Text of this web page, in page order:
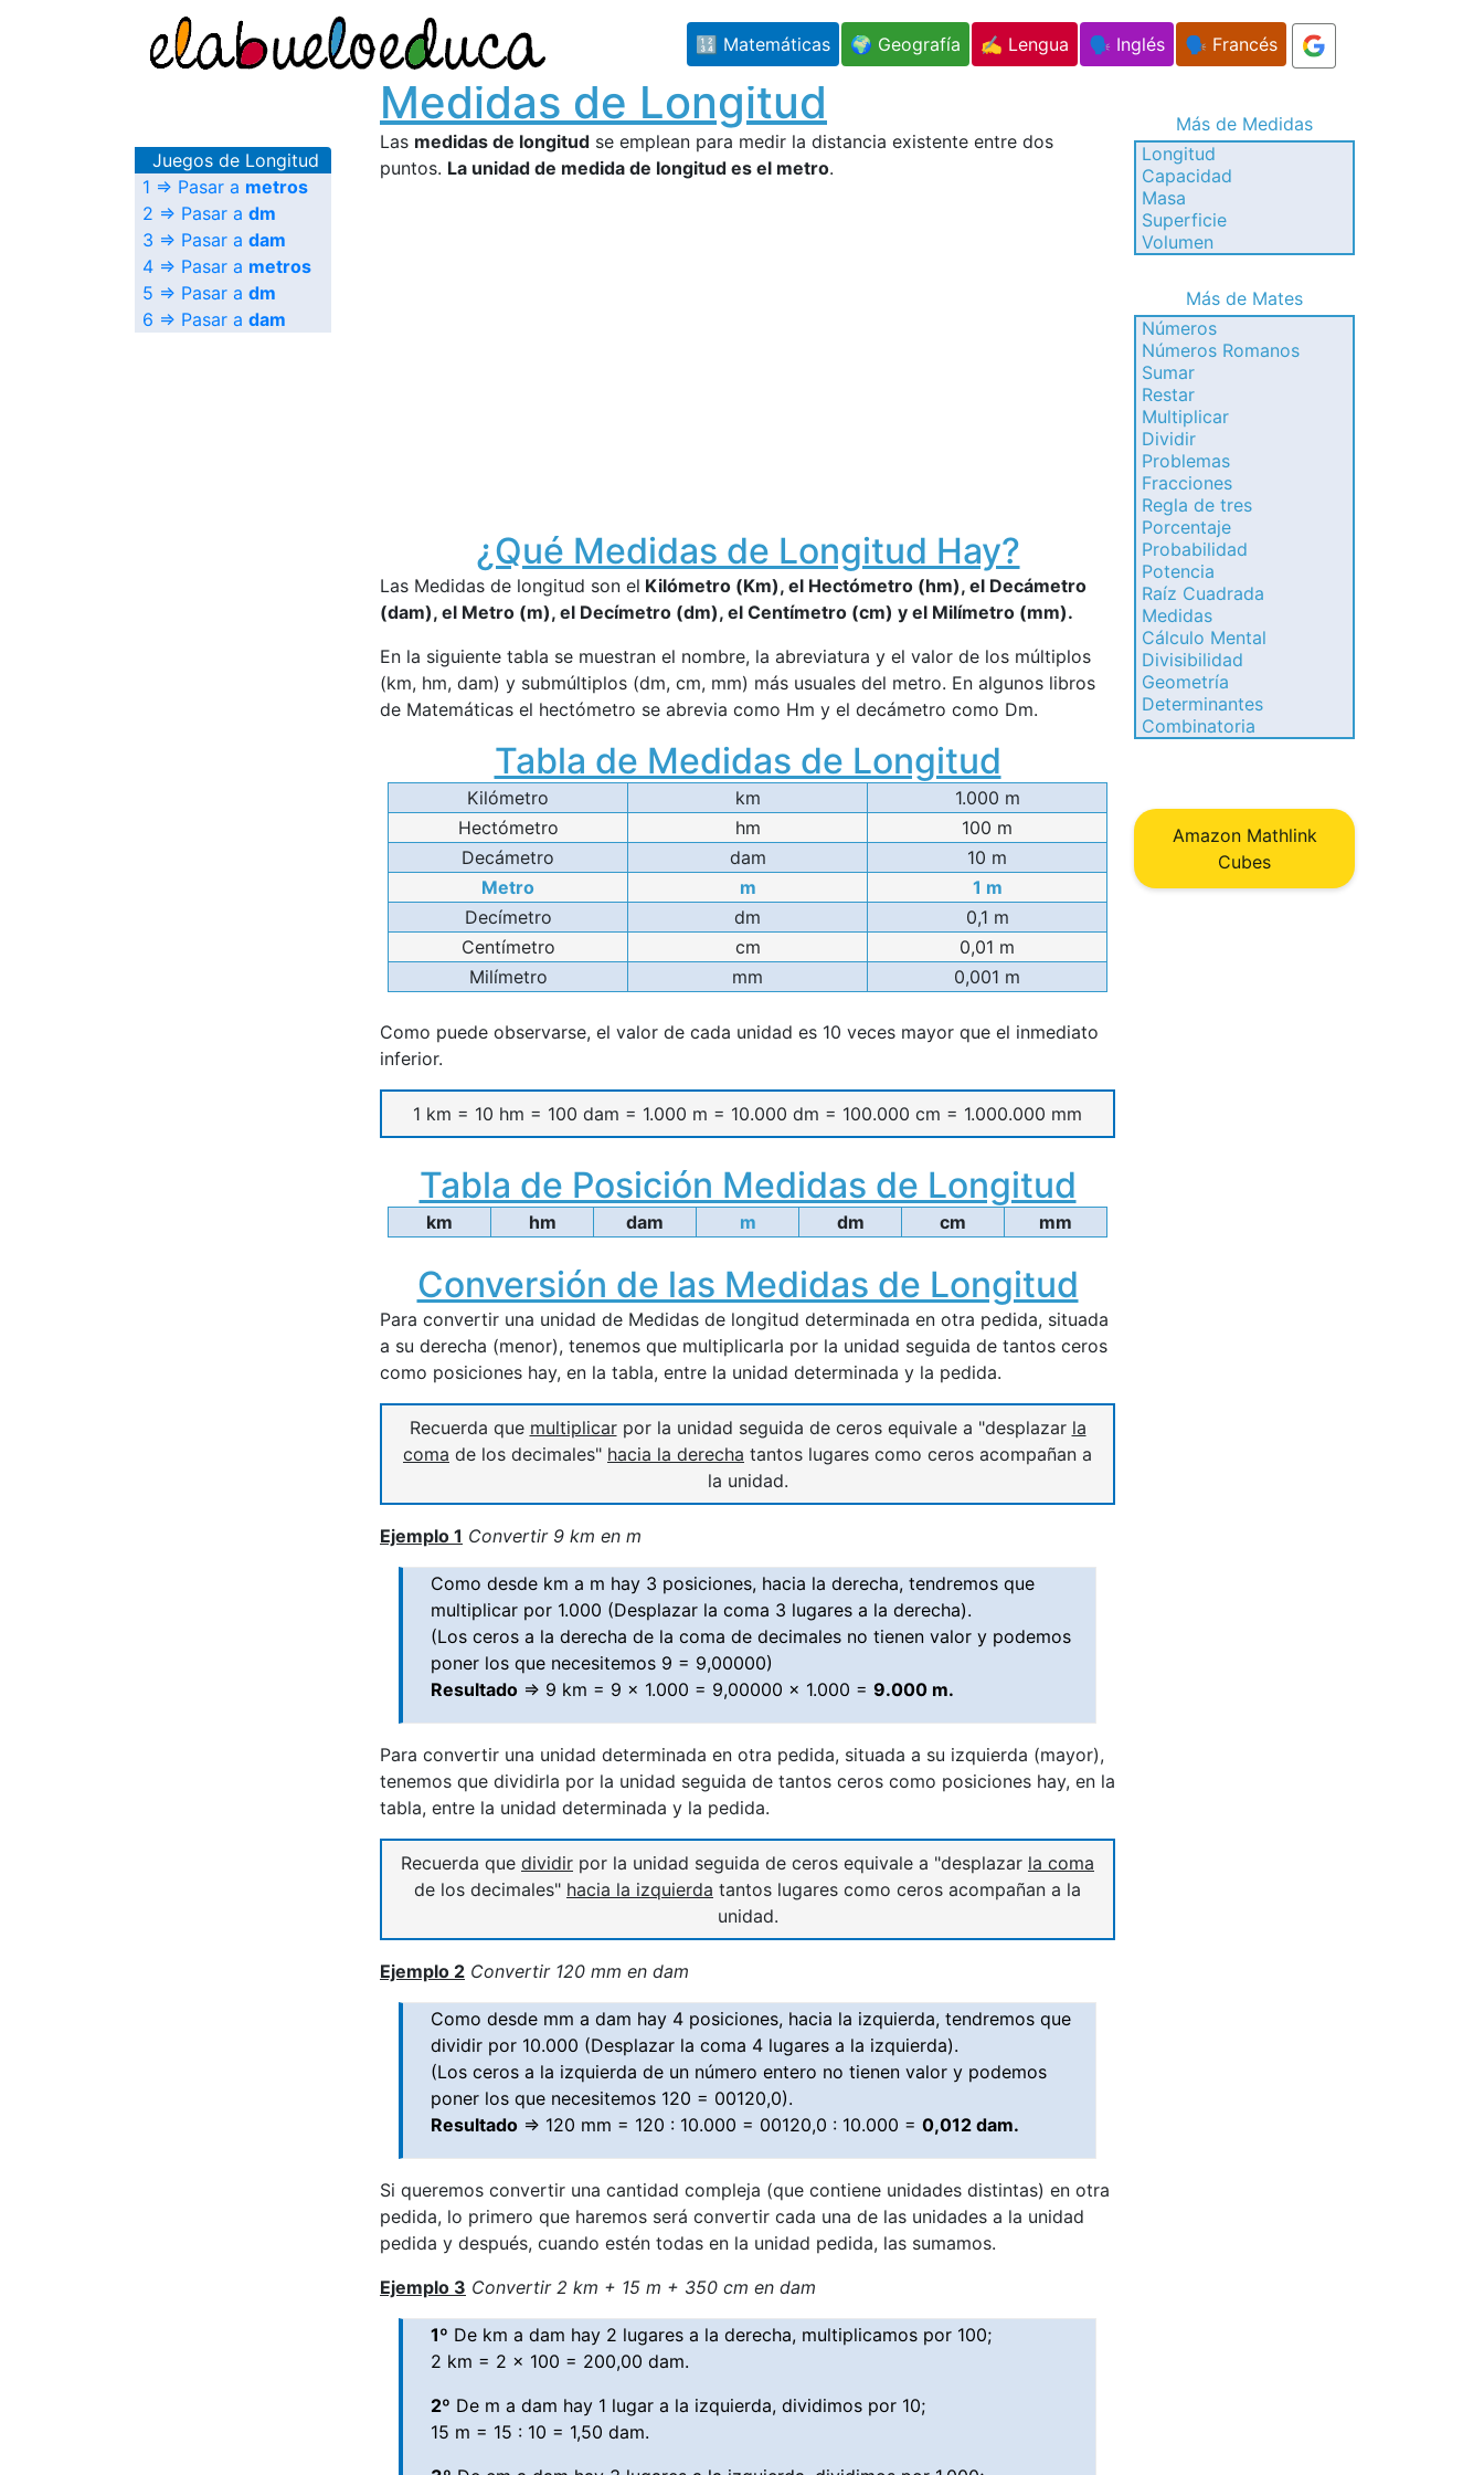
🔢 Matemáticas 🌍 Geografía ✍️ Lengua 🗣️ Inglés 🗣️ Francés
Medidas de Longitud
Las medidas de longitud se emplean para medir la distancia existente entre dos
puntos. La unidad de medida de longitud es el metro.
¿Qué Medidas de Longitud Hay?
Las Medidas de longitud son el Kilómetro (Km), el Hectómetro (hm), el Decámetro
(dam), el Metro (m), el Decímetro (dm), el Centímetro (cm) y el Milímetro (mm).
En la siguiente tabla se muestran el nombre, la abreviatura y el valor de los múltiplos
(km, hm, dam) y submúltiplos (dm, cm, mm) más usuales del metro. En algunos libros
de Matemáticas el hectómetro se abrevia como Hm y el decámetro como Dm.
Tabla de Medidas de Longitud
Kilómetro km
1.000 m
Hectómetro
hm
100 m
Decámetro
dam
10 m
Metro
m
1 m
Decímetro
dm
0,1 m
Centímetro
cm
0,01 m
Milímetro
mm 0,001 m
Como puede observarse, el valor de cada unidad es 10 veces mayor que el inmediato
inferior.
1 km = 10 hm = 100 dam = 1.000 m = 10.000 dm = 100.000 cm = 1.000.000 mm
Tabla de Posición Medidas de Longitud
km hm dam m dm cm mm
Conversión de las Medidas de Longitud
Para convertir una unidad de Medidas de longitud determinada en otra pedida, situada
a su derecha (menor), tenemos que multiplicarla por la unidad seguida de tantos ceros
como posiciones hay, en la tabla, entre la unidad determinada y la pedida.
Recuerda que multiplicarpor la unidad seguida de ceros equivale a "desplazar la
coma de los decimales" hacia la derecha tantos lugares como ceros acompañan a
la unidad.
Ejemplo 1 Convertir 9 km en m
Como desde km a m hay 3 posiciones, hacia la derecha, tendremos que
multiplicar por 1.000 (Desplazar la coma 3 lugares a la derecha).
(Los ceros a la derecha de la coma de decimales no tienen valor y podemos
poner los que necesitemos 9 = 9,00000)
Resultado⇒ 9 km = 9 x 1.000 = 9,00000 x 1.000 = 9.000 m.
Para convertir una unidad determinada en otra pedida, situada a su izquierda (mayor),
tenemos que dividirla por la unidad seguida de tantos ceros como posiciones hay, en la
tabla, entre la unidad determinada y la pedida.
Recuerda que dividir por la unidad seguida de ceros equivale a "desplazar la coma
de los decimales" hacia la izquierda tantos lugares como ceros acompañan a la
unidad.
Ejemplo 2 Convertir 120 mm en dam
Como desde mm a dam hay 4 posiciones, hacia la izquierda, tendremos que
dividir por 10.000 (Desplazar la coma 4 lugares a la izquierda).
(Los ceros a la izquierda de un número entero no tienen valor y podemos
poner los que necesitemos 120 = 00120,0).
Resultado⇒ 120 mm = 120 : 10.000 = 00120,0 : 10.000 = 0,012 dam.
Si queremos convertir una cantidad compleja (que contiene unidades distintas) en otra
pedida, lo primero que haremos será convertir cada una de las unidades a la unidad
pedida y después, cuando estén todas en la unidad pedida, las sumamos.
Ejemplo 3 Convertir 2 km + 15 m + 350 cm en dam
1º De km a dam hay 2 lugares a la derecha, multiplicamos por 100;
2 km = 2 x 100 = 200,00 dam.
2º De m a dam hay 1 lugar a la izquierda, dividimos por 10;
15 m = 15 : 10 = 1,50 dam.
Juegos de Longitud
1 ⇒ Pasar a metros
2 ⇒ Pasar a dm
3 ⇒ Pasar a dam
4 ⇒ Pasar a metros
5 ⇒ Pasar a dm
6 ⇒ Pasar a dam
Más de Medidas
Longitud
Capacidad
Masa
Superficie
Volumen
Más de Mates
Números
Números Romanos
Sumar
Restar
Multiplicar
Dividir
Problemas
Fracciones
Regla de tres
Porcentaje
Probabilidad
Potencia
Raíz Cuadrada
Medidas
Cálculo Mental
Divisibilidad
Geometría
Determinantes
Combinatoria
Amazon Mathlink
Cubes